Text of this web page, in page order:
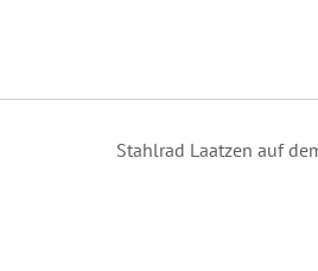
Stahlrad Laatzen auf